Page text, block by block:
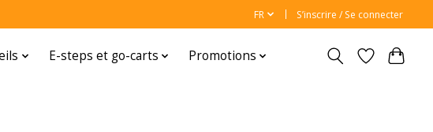
FR S’inscrire / Se connecter
E-steps et go-carts Promotions